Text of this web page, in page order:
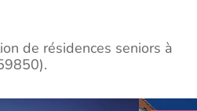
de résidences seniors à